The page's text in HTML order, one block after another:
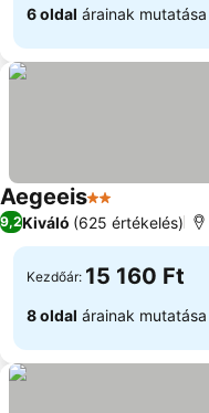
6 oldal árainak mutatása
Aegeeis2 Kategória
9,2Kiváló (625 értékelés)
Kezdőár: 15 160 Ft
8 oldal árainak mutatása